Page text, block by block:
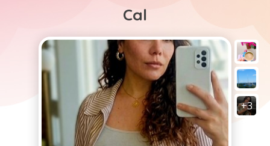
Cal
+3